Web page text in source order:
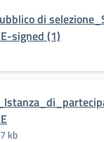
di
signed (1)
kb